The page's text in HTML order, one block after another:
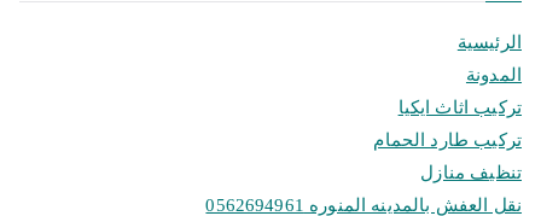
الرئيسية
المدونة
تركيب اثاث ايكيا
تركيب طارد الحمام
تنظيف منازل
نقل العفش بالمدينه المنوره 0562694961